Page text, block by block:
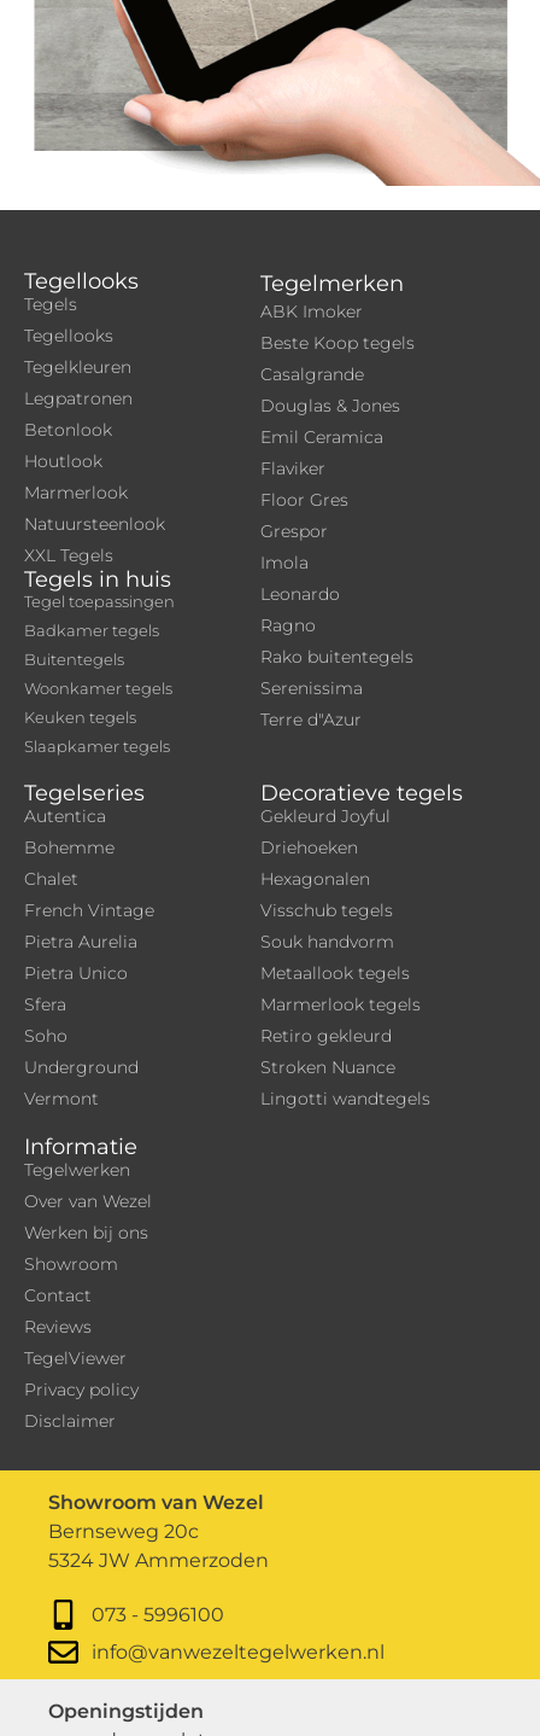
Tegellooks
Tegels
Tegellooks
Tegelkleuren
Legpatronen
Betonlook
Houtlook
Marmerlook
Natuursteenlook
XXL Tegels
Tegels in huis
Tegel toepassingen
Badkamer tegels
Buitentegels
Woonkamer tegels
Keuken tegels
Slaapkamer tegels
Tegelmerken
ABK Imoker
Beste Koop tegels
Casalgrande
Douglas & Jones
Emil Ceramica
Flaviker
Floor Gres
Grespor
Imola
Leonardo
Ragno
Rako buitentegels
Serenissima
Terre d"Azur
Tegelseries
Autentica
Bohemme
Chalet
French Vintage
Pietra Aurelia
Pietra Unico
Sfera
Soho
Underground
Vermont
Decoratieve tegels
Gekleurd Joyful
Driehoeken
Hexagonalen
Visschub tegels
Souk handvorm
Metaallook tegels
Marmerlook tegels
Retiro gekleurd
Stroken Nuance
Lingotti wandtegels
Informatie
Tegelwerken
Over van Wezel
Werken bij ons
Showroom
Contact
Reviews
TegelViewer
Privacy policy
Disclaimer
Showroom van Wezel
Bernseweg 20c
5324 JW Ammerzoden
073 - 5996100
info@vanwezeltegelwerken.nl
Openingstijden